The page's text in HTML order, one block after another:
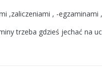
,zaliczeniami , -
trzeba gdzieś jechać na